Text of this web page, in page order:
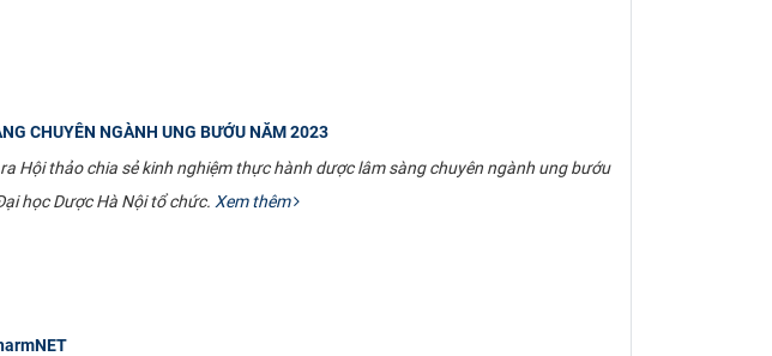
CHUYÊN NGÀNH UNG BƯỚU NĂM 2023
Hội thảo chia sẻ kinh nghiệm thực hành dược lâm sàng chuyên ngành ung bướu
học Dược Hà Nội tổ chức. Xem thêm